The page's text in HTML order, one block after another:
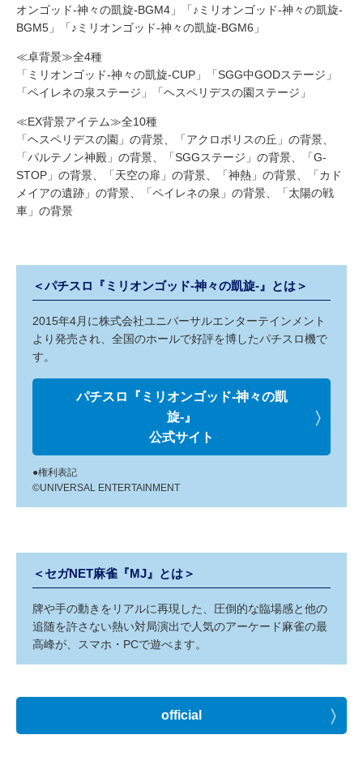
オンゴッド-神々の凱旋-BGM4」「♪ミリオンゴッド-神々の凱旋-
BGM5」「♪ミリオンゴッド-神々の凱旋-BGM6」
≪卓背景≫全4種
「ミリオンゴッド-神々の凱旋-CUP」「SGG中GODステージ」
「ペイレネの泉ステージ」「ヘスペリデスの園ステージ」
≪EX背景アイテム≫全10種
「ヘスペリデスの園」の背景、「アクロポリスの丘」の背景、
「パルテノン神殿」の背景、「SGGステージ」の背景、「G-
STOP」の背景、「天空の扉」の背景、「神熱」の背景、「カド
メイアの遺跡」の背景、「ペイレネの泉」の背景、「太陽の戦
車」の背景
＜パチスロ『ミリオンゴッド-神々の凱旋-』とは＞
2015年4月に株式会社ユニバーサルエンターテインメント
より発売され、全国のホールで好評を博したパチスロ機で
す。
パチスロ『ミリオンゴッド-神々の凱
旋-』
公式サイト
●権利表記
©UNIVERSAL ENTERTAINMENT
＜セガNET麻雀『MJ』とは＞
牌や手の動きをリアルに再現した、圧倒的な臨場感と他の
追随を許さない熱い対局演出で人気のアーケード麻雀の最
高峰が、スマホ・PCで遊べます。
official